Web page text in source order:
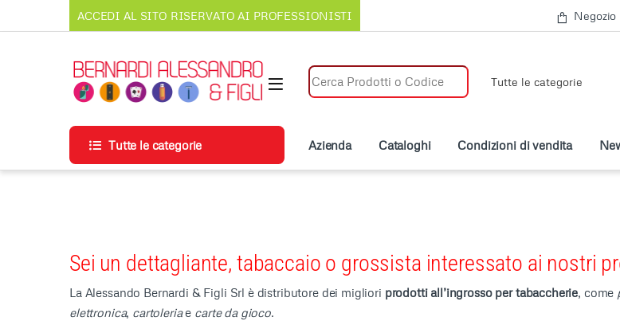
Vai alla navigazione
Vai al contenutoACCEDI AL SITO RISERVATO AI PROFESSIONISTI Negozio
Cerca per:
Tutte le categorie Azienda Cataloghi Condizioni di vendita
Sei un dettagliante, tabaccaio o grossista interessato ai nostri
La Alessando Bernardi & Figli Srl è distributore dei migliori prodotti all’ingrosso per tabaccherie, come
elettronica, cartoleriae carte da gioco.